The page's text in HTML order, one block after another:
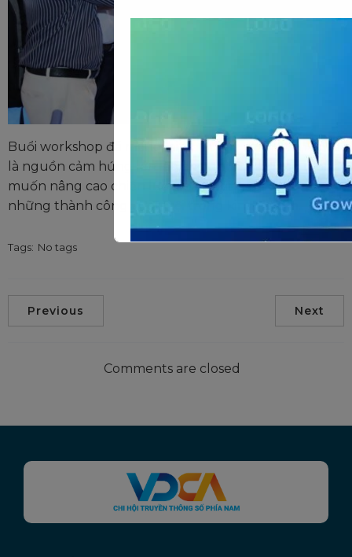
Buổi workshop đã mang lại nhiều giá trị thiết thực và
là nguồn cảm hứng lớn lao cho những ai đang mong
muốn nâng cao chiến lược marketing để đạt được
những thành công vượt trội trong kinh doanh.
Tags: No tags
Previous Next
Comments are closed